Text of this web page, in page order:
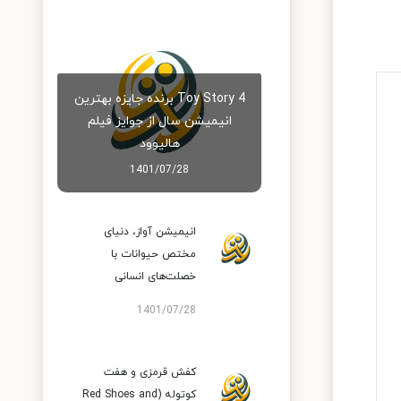
Toy Story 4 برنده جایزه بهترین
انیمیشن سال از جوایز فیلم
هالیوود
1401/07/28
انیمیشن آواز، دنیای
مختص حیوانات با
خصلت‌های انسانی
1401/07/28
کفش قرمزی و هفت
کوتوله (Red Shoes and